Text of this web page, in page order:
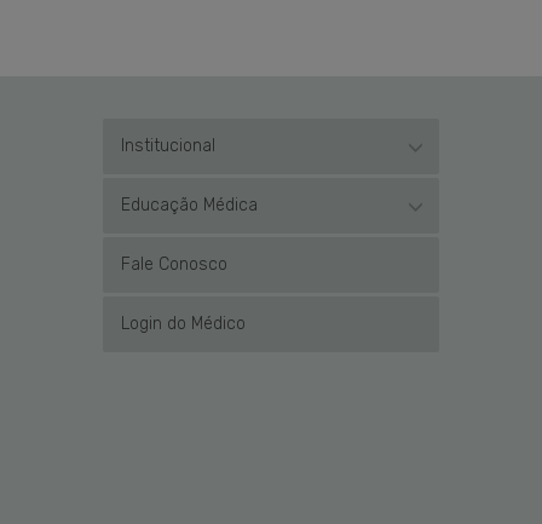
Institucional
Educação Médica
Fale Conosco
Login do Médico